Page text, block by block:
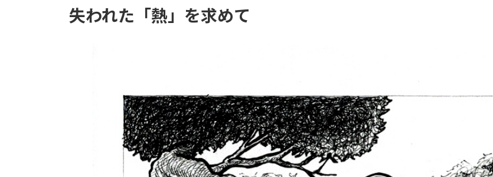
失われた「熱」を求めて